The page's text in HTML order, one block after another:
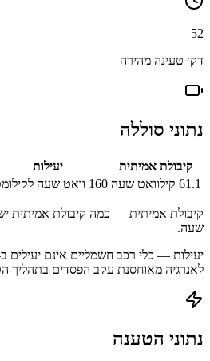
52
דק׳ טעינה מהירה
נתוני סוללה
קיבולת אמיתית
יעילות
61.1 קילוואט שעה 160 וואט שעה
קיבולת אמיתית — כמה קיבולת אמיתית
שעה.
לאנרגיה מאוחסנת עקב הפסדים בתהליך
נתוני הטענה